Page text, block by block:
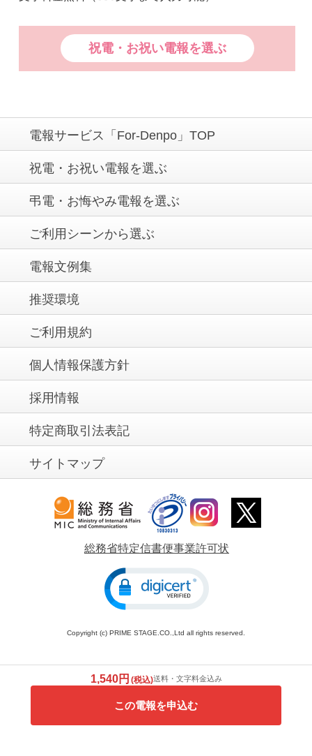
祝電・お祝い電報を選ぶ
電報サービス「For-Denpo」TOP
祝電・お祝い電報を選ぶ
弔電・お悔やみ電報を選ぶ
ご利用シーンから選ぶ
電報文例集
推奨環境
ご利用規約
個人情報保護方針
採用情報
特定商取引法表記
サイトマップ
総務省特定信書便事業許可状
Copyright (c) PRIME STAGE.CO.,Ltd all rights reserved.
1,540円 (税込)送料・文字料金込み
この電報を申込む